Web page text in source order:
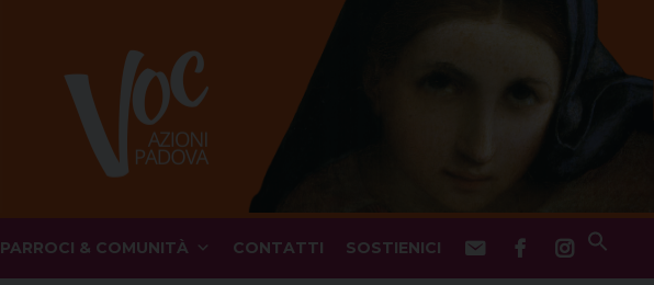
PARROCI & COMUNITÀ CONTATTI SOSTIENICI